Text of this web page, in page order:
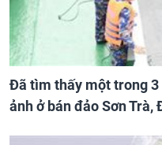
Đã tìm thấy một trong 3
ảnh ở bán đảo Sơn Trà,